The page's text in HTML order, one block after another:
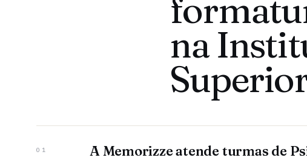
na
01 A Memorizze atende turmas de